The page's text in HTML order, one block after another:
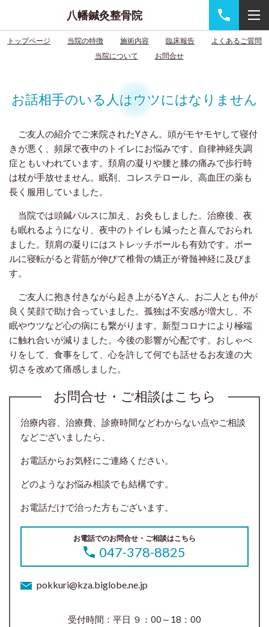
八幡鍼灸整骨院
トップページ 当院の特徴 施術内容 臨床報告
よくあるご質問
当院について
お問合せ
お話相手のいる人はウツにはなりません
ご友人の紹介でご来院されたYさん。頭がモヤモヤして寝付
きが悪く、頻尿で夜中のトイレにお悩みです。自律神経失調
症ともいわれています。頚肩の凝りや腰と膝の痛みで歩行時
は杖が手放せません。眠剤、コレステロール、高血圧の薬も
長く服用していました。
当院では頭鍼パルスに加え、お灸もしました。治療後、夜
も眠れるようになり、夜中のトイレも減ったと喜んでおられ
ました。頚肩の凝りにはストレッチポールも有効です。ポー
ルに寝転がると背筋が伸びて椎骨の矯正が脊髄神経に及びま
す。
ご友人に抱き付きながら起き上がるYさん。お二人とも仲が
良く笑顔で助け合っていました。孤独は不安感が増大し、不
眠やウツなど心の病にも繋がります。新型コロナにより極端
に触れ合いが減りました。今後の影響が心配です。おしゃべ
りをして、食事をして、心を許して何でも話せるお友達の大
切さを改めて痛感しました。
お問合せ・ご相談はこちら
治療内容、治療費、診療時間などわからない点やご相談
などございましたら、
お電話からお気軽にご連絡ください。
どのようなお悩み相談でも結構です。
お電話だけで治った方もございます。
お電話でのお問合せ・ご相談はこちら
047-378-8825
pokkuri@kza.biglobe.ne.jp
受付時間：平日 ９：00～18：00